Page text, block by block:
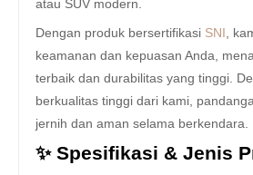
atau SUV modern.
Dengan produk bersertifikasi SNI
,
keamanan dan kepuasan Anda,
terbaik dan durabilitas yang tinggi.
berkualitas tinggi dari kami,
jernih dan aman selama berkendara.
✨ Spesifikasi & Jenis